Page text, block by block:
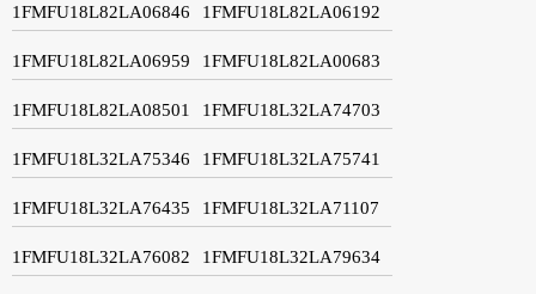
1FMFU18L82LA06846 1FMFU18L82LA06192
1FMFU18L82LA06959 1FMFU18L82LA00683
1FMFU18L82LA08501 1FMFU18L32LA74703
1FMFU18L32LA75346 1FMFU18L32LA75741
1FMFU18L32LA76435 1FMFU18L32LA71107
1FMFU18L32LA76082 1FMFU18L32LA79634